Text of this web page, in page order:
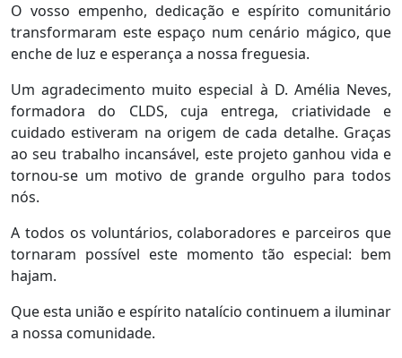
O vosso empenho, dedicação e espírito comunitário
transformaram este espaço num cenário mágico, que
enche de luz e esperança a nossa freguesia.
Um agradecimento muito especial à D. Amélia Neves,
formadora do CLDS, cuja entrega, criatividade e
cuidado estiveram na origem de cada detalhe. Graças
ao seu trabalho incansável, este projeto ganhou vida e
tornou-se um motivo de grande orgulho para todos
nós.
A todos os voluntários, colaboradores e parceiros que
tornaram possível este momento tão especial: bem
hajam.
Que esta união e espírito natalício continuem a iluminar
a nossa comunidade.